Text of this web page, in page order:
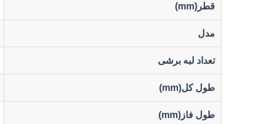
قطر(mm)
مدل
تعداد لبه برشی
طول کل(mm)
طول فاز(mm)